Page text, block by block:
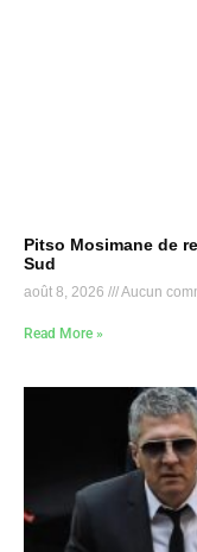
Pitso Mosimane de
Sud
août 8, 2026 Aucun
Read More »